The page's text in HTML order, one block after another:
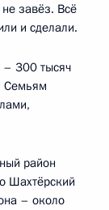
завёз. Всё
и сделали.
– 300 тысяч
Семьям
район
Шахтёрский
– около